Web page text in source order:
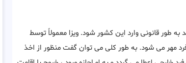
طور قانونی وارد این کشور شود. ویزا معمولاً توسط
مهر می شود. به طور کلی می توان گفت منظور از اخذ